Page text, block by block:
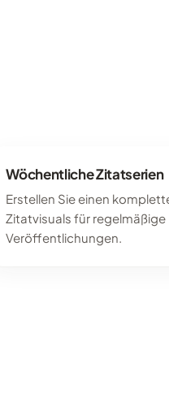
Wöchentliche Zitatserien
Erstellen Sie einen
Zitatvisuals für regelmäßige
Veröffentlichungen.